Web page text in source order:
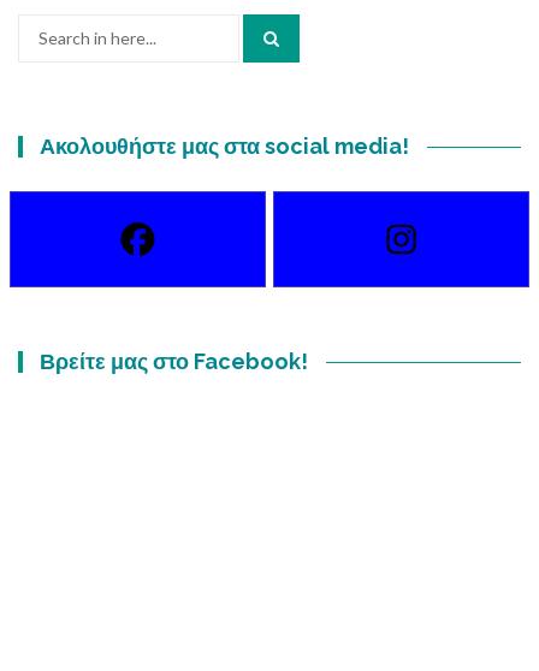
Ακολουθήστε μας στα social media!
Βρείτε μας στο Facebook!